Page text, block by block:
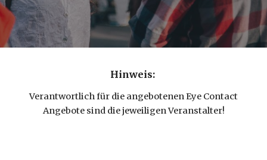
Hinweis:
Verantwortlich für die angebotenen Eye Contact
Angebote sind die jeweiligen Veranstalter!